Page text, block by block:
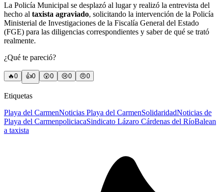
La Policía Municipal se desplazó al lugar y realizó la entrevista del
hecho al taxista agraviado, solicitando la intervención de la Policía
Ministerial de Investigaciones de la Fiscalía General del Estado
(FGE) para las diligencias correspondientes y saber de qué se trató
realmente.
¿Qué te pareció?
🔥0 👍0 😲0 😢0 😠0
Etiquetas
Playa del CarmenNoticias Playa del CarmenSolidaridadNoticias de
Playa del CarmenpoliciacaSindicato Lázaro Cárdenas del RíoBalean
a taxista